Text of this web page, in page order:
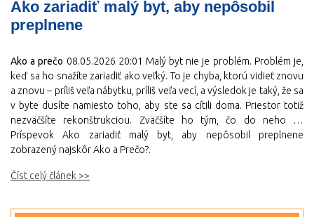
Ako zariadiť malý byt, aby nepôsobil
preplnene
Ako a prečo 08.05.2026 20:01 Malý byt nie je problém. Problém je,
keď sa ho snažíte zariadiť ako veľký. To je chyba, ktorú vidieť znovu
a znovu – príliš veľa nábytku, príliš veľa vecí, a výsledok je taký, že sa
v byte dusíte namiesto toho, aby ste sa cítili doma. Priestor totiž
nezväčšíte rekonštrukciou. Zväčšíte ho tým, čo do neho …
Príspevok Ako zariadiť malý byt, aby nepôsobil preplnene
zobrazený najskôr Ako a Prečo?.
Číst celý článek >>